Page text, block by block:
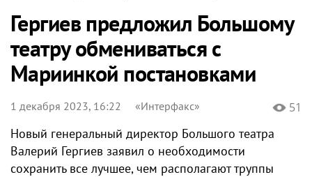
Гергиев предложил Большому
театру обмениваться с
Мариинкой постановками
1 декабря 2023, 16:22 «Интерфакс» 51
Новый генеральный директор Большого театра
Валерий Гергиев заявил о необходимости
сохранить все лучшее, чем располагают труппы